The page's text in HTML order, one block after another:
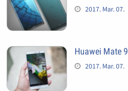
2017. Mar. 07.
Huawei Mate 9
2017. Mar. 07.